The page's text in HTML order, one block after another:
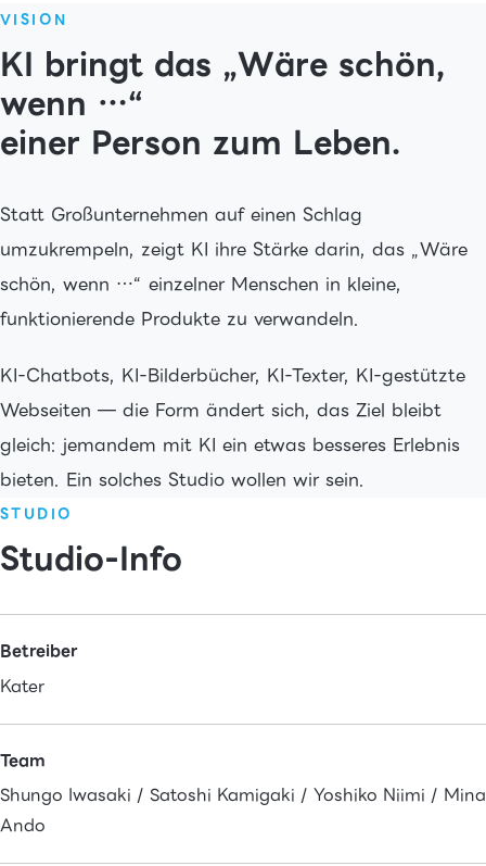
VISION
KI bringt das „Wäre schön,
wenn …“
einer Person zum Leben.
Statt Großunternehmen auf einen Schlag
umzukrempeln, zeigt KI ihre Stärke darin, das „Wäre
schön, wenn …“ einzelner Menschen in kleine,
funktionierende Produkte zu verwandeln.
KI-Chatbots, KI-Bilderbücher, KI-Texter, KI-gestützte
Webseiten — die Form ändert sich, das Ziel bleibt
gleich: jemandem mit KI ein etwas besseres Erlebnis
bieten. Ein solches Studio wollen wir sein.
STUDIO
Studio-Info
Betreiber
Kater
Team
Shungo Iwasaki / Satoshi Kamigaki / Yoshiko Niimi / Mina
Ando